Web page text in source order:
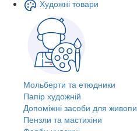
Художні товари
Мольберти та етюдники
Папір художній
Допоміжні засоби для
Пензли та мастихіни